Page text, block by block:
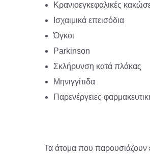
Κρανιοεγκεφαλικές
Ισχαιμικά επεισόδια
Όγκοι
Parkinson
Σκλήρυνση κατά πλάκας
Μηνιγγίτιδα
Παρενέργειες
Τα άτομα που παρουσιάζουν